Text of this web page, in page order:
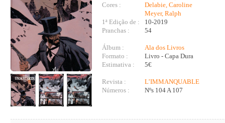
Cores :
Delabie, Caroline
Meyer, Ralph
1ª Edição de :
10-2019
Pranchas :
54
Álbum :
Ala dos Livros
Formato :
Livro - Capa Dura
Estimativa :
5€
Revista :
L’IMMANQUABLE
Números :
Nºs 104 A 107